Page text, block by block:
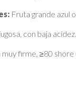
Fruta grande azul
con baja acidez.​
firme, ≥80 shore